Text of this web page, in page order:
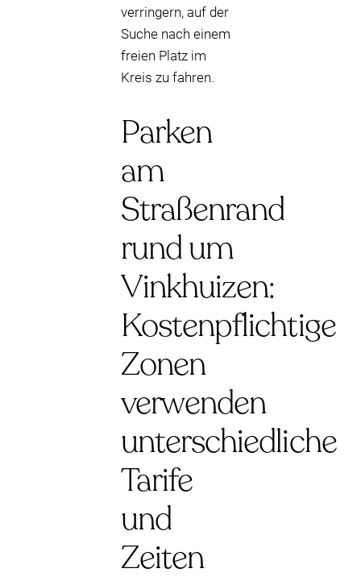
verringern, auf der
Suche nach einem
freien Platz im
Kreis zu fahren.
Parken
am
Straßenrand
rund um
Vinkhuizen:
Kostenpflichtige
Zonen
verwenden
unterschiedliche
Tarife
und
Zeiten